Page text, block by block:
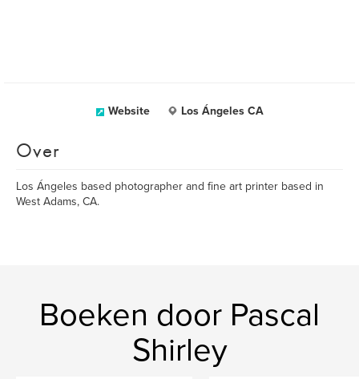
Website Los Ángeles CA
Over
Los Ángeles based photographer and fine art printer based in
West Adams, CA.
Boeken door Pascal
Shirley